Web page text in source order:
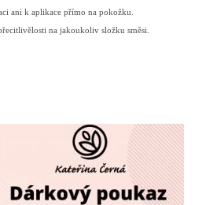
ani k aplikace přímo na pokožku.
na jakoukoliv složku směsi.